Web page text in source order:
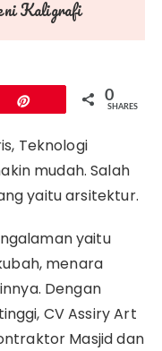
Kaligrafi
0
SHARES
Teknologi
mudah.Salah
yaitu arsitektur.
yaitu
menara
Dengan
CV Assiry Art
Masjid dan